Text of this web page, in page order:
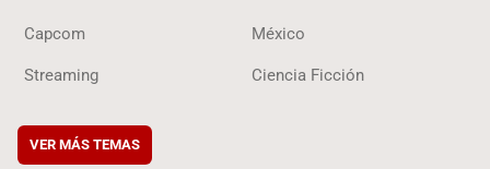
Capcom México
Streaming Ciencia Ficción
VER MÁS TEMAS